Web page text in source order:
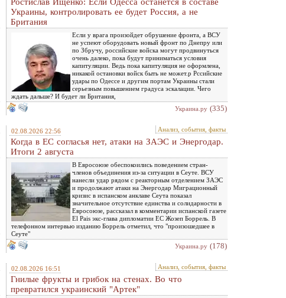
Украины, контролировать ее будет Россия, а не
Британия
Если у врага произойдет обрушение фронта, а ВСУ
не успеют оборудовать новый фронт по Днепру или
по Збручу, российские войска могут продвинуться
очень далеко, пока будут приниматься условия
капитуляции. Ведь пока капитуляция не оформлена,
никакой остановки войск быть не может.р Рссийские
удары по Одессе и другим портам Украины стали
серьезным повышением градуса эскалации. Чего
ждать дальше? И будет ли Британия,
Украина.ру (335)
02.08.2026 22:56 Анализ, события, факты
Когда в ЕС согласья нет, атаки на ЗАЭС и Энергодар.
Итоги 2 августа
В Евросоюзе обеспокоились поведением стран-
членов объединения из-за ситуации в Сеуте. ВСУ
нанесли удар рядом с реакторным отделением ЗАЭС
и продолжают атаки на Энергодар Миграционный
кризис в испанском анклаве Сеута показал
значительное отсутствие единства и солидарности в
Евросоюзе, рассказал в комментарии испанской газете
El Pais экс-глава дипломатии ЕС Жозеп Боррель. В
телефонном интервью изданию Боррель отметил, что "произошедшее в
Сеуте"
Украина.ру (178)
02.08.2026 16:51 Анализ, события, факты
Гнилые фрукты и грибок на стенах. Во что
превратился украинский "Артек"